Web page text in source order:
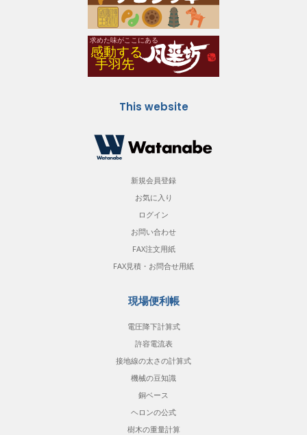
This website
新規会員登録
お気に入り
ログイン
お問い合わせ
FAX注文用紙
FAX見積・お問合せ用紙
現場便利帳
電圧降下計算式
許容電流表
接地線の太さの計算式
機械の豆知識
銅ベース
ヘロンの公式
樹木の重量計算